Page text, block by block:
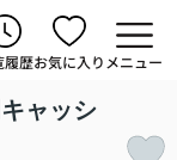
履歴お気に入り メニュー
ャッシ